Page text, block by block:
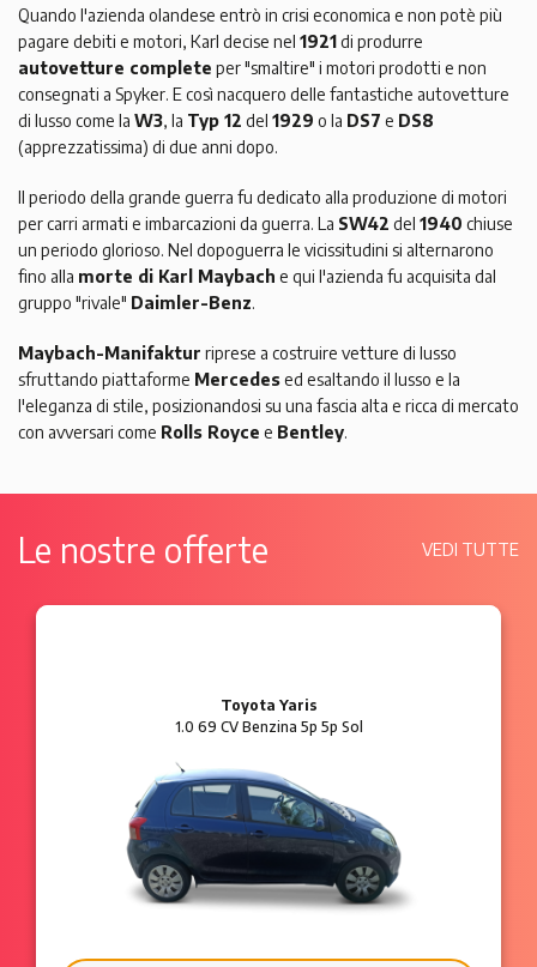
Quando l'azienda olandese entrò in crisi economica e non potè più
pagare debiti e motori, Karl decise nel 1921di produrre
autovetture complete per "smaltire" i motori prodotti e non
consegnati a Spyker. E così nacquero delle fantastiche autovetture
di lusso come la W3, la Typ 12 del 1929 o la DS7 e DS8
(apprezzatissima) di due anni dopo.
Il periodo della grande guerra fu dedicato alla produzione di motori
per carri armati e imbarcazioni da guerra. La SW42 del 1940 chiuse
un periodo glorioso. Nel dopoguerra le vicissitudini si alternarono
fino alla morte di Karl Maybach e qui l'azienda fu acquisita dal
gruppo "rivale" Daimler-Benz.
Maybach-Manifaktur riprese a costruire vetture di lusso
sfruttando piattaforme Mercedesed esaltando il lusso e la
l'eleganza di stile, posizionandosi su una fascia alta e ricca di mercato
con avversari come Rolls Royce e Bentley.
Le nostre offerte VEDI TUTTE
Ford Ka
1.2 8V 69 CV Benzina 3p Plus